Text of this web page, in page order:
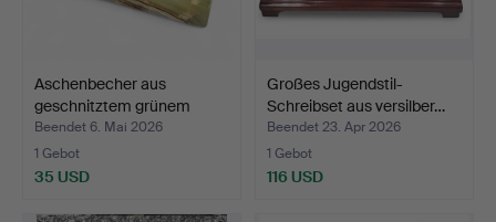
Aschenbecher aus
geschnitztem grünem
Onyx.
Beendet 6. Mai 2026
1 Gebot
35 USD
Großes Jugendstil-
Schreibset aus versilber…
Beendet 23. Apr 2026
1 Gebot
116 USD